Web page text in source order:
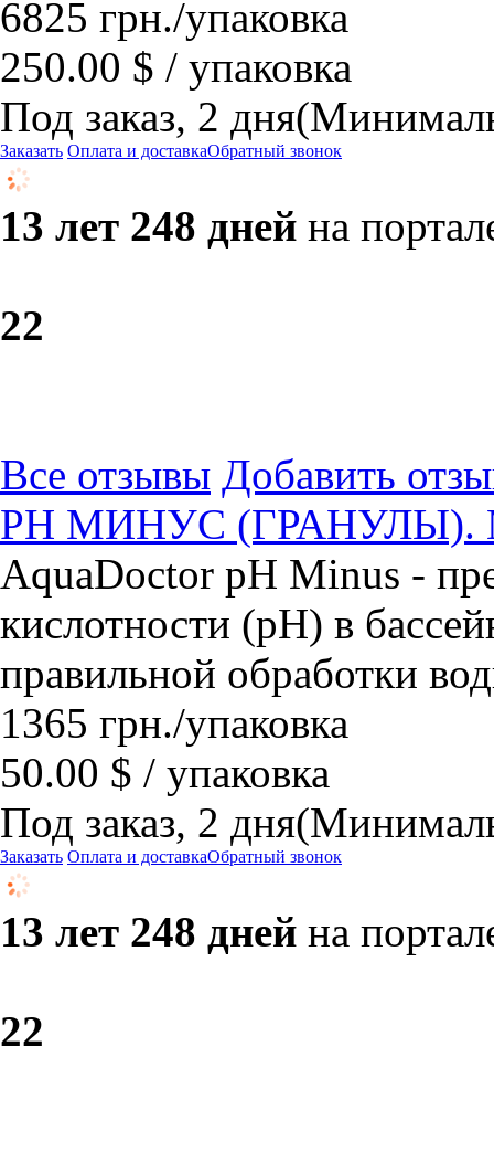
6825 грн./упаковка
250.00 $ / упаковка
Под заказ, 2 дня
Заказать Оплата и доставкаОбратный звонок
13 лет 248 дней на
22
Все отзывы Добавить
PH МИНУС (ГРАНУЛЫ).
AquaDoctor pH Minus -
кислотности (pH) в
правильной обработки
1365 грн./упаковка
50.00 $ / упаковка
Под заказ, 2 дня
Заказать Оплата и доставкаОбратный звонок
13 лет 248 дней на
22